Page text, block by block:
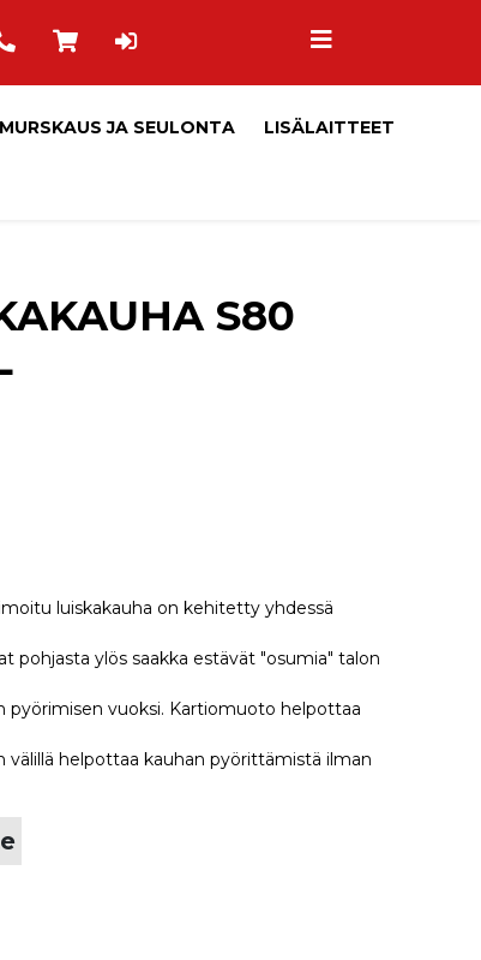
MURSKAUS JA SEULONTA LISÄLAITTEET
S80
luiskakauha on kehitetty yhdessä
pohjasta ylös saakka estävät "osumia" talon
pyörimisen vuoksi. Kartiomuoto helpottaa
välillä helpottaa kauhan pyörittämistä ilman